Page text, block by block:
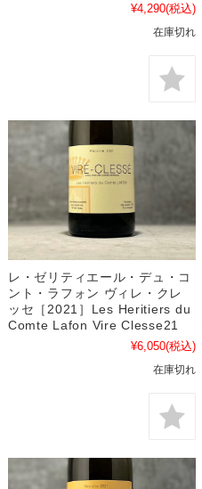
¥4,290(税込)
在庫切れ
レ・ゼリティエール・デュ・コ
ント・ラフォン ヴィレ・クレ
ッセ［2021］Les Heritiers du
Comte Lafon Vire Clesse21
¥6,050(税込)
在庫切れ